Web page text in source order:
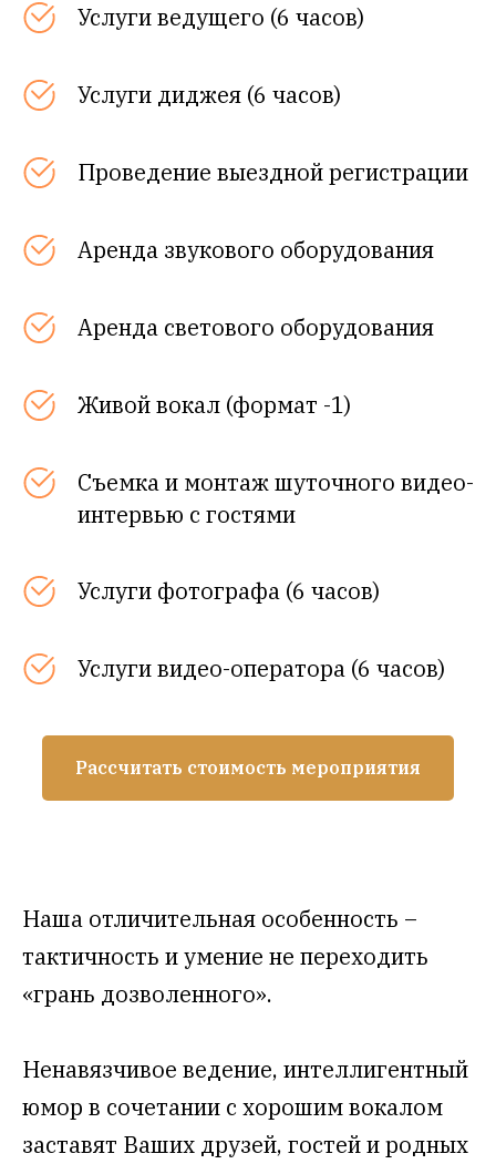
Услуги ведущего (6 часов)
Услуги диджея (6 часов)
Проведение выездной регистрации
Аренда звукового оборудования
Аренда светового оборудования
Живой вокал (формат -1)
Съемка и монтаж шуточного видео-
интервью с гостями
Услуги фотографа (6 часов)
Услуги видео-оператора (6 часов)
Рассчитать стоимость мероприятия
Наша отличительная особенность –
тактичность и умение не переходить
«грань дозволенного».
Ненавязчивое ведение, интеллигентный
юмор в сочетании с хорошим вокалом
заставят Ваших друзей, гостей и родных